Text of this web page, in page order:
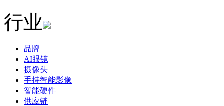
行业
品牌
AI眼镜
摄像头
手持智能影像
智能硬件
供应链